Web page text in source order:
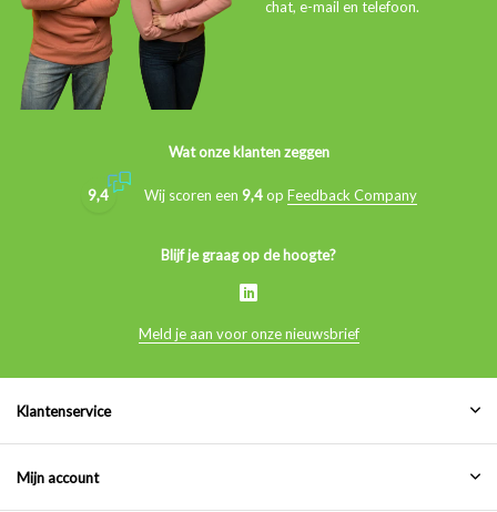
chat, e-mail en telefoon.
Wat onze klanten zeggen
9,4 Wij scoren een 9,4op Feedback Company
Blijf je graag op de hoogte?
Meld je aan voor onze nieuwsbrief
Klantenservice
Mijn account